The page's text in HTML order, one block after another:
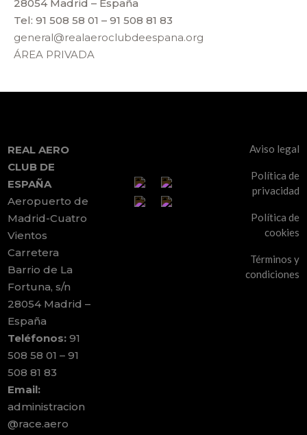
28054 Madrid – España
Tel: 91 508 58 01 – 91 508 81 83
general@realaeroclubdeespana.org
ÁREA PRIVADA
REAL AERO
CLUB DE
ESPAÑA
Aeropuerto de
Madrid-Cuatro
Vientos
Carretera
Barrio de La
Fortuna, s/n
28054 Madrid –
España
Teléfonos: 91
508 58 01 – 91
508 81 83
Email:
administracion
@race.aero
Aviso legal
Política de
privacidad
Política de
cookies
Términos y
condiciones